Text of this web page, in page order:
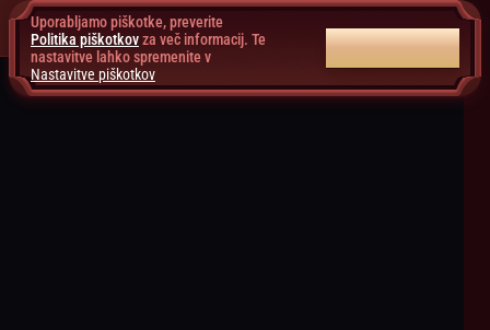
Uporabljamo piškotke, preverite
Politika piškotkovza več informacij. Te
nastavitve lahko spremenite v
Nastavitve piškotkov
SPREJMI VSE